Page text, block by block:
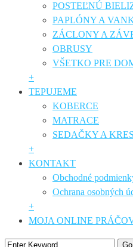
POSTEĽNÚ
PAPLÓNY A
ZÁCLONY A
OBRUSY
VŠETKO PRE
+
TEPUJEME
KOBERCE
MATRACE
SEDAČKY A
+
KONTAKT
Obchodné
Ochrana osobných
+
MOJA ONLINE